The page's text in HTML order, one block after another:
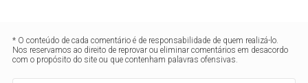
* O conteúdo de cada comentário é de responsabilidade de quem realizá-lo.
Nos reservamos ao direito de reprovar ou eliminar comentários em desacordo
com o propósito do site ou que contenham palavras ofensivas.